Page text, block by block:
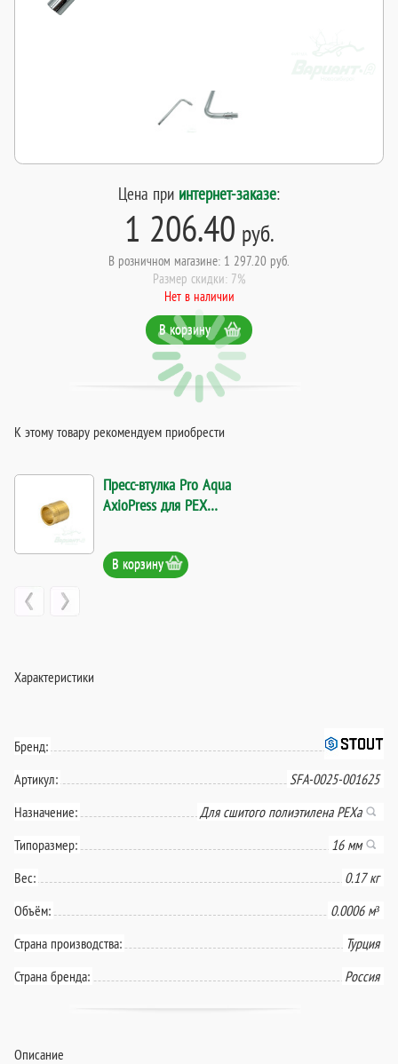
Цена при интернет-заказе:
1 206.40 руб.
В розничном магазине: 1 297.20 руб.
Размер скидки: 7%
Нет в наличии
В корзину
К этому товару рекомендуем приобрести
Пресс-втулка Pro Aqua
AxioPress для PEX
В корзину
Характеристики
Бренд:
Артикул:
SFA-0025-001625
Назначение:
Для сшитого полиэтилена PEXa
Типоразмер:
16 мм
Вес:
0.17 кг
Объём:
0.0006 м³
Страна производства:
Турция
Страна бренда:
Россия
Описание